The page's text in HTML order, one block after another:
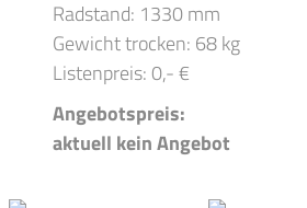
Radstand: 1330 mm
Gewicht trocken: 68 kg
Listenpreis: 0,- €
Angebotspreis:
aktuell kein Angebot